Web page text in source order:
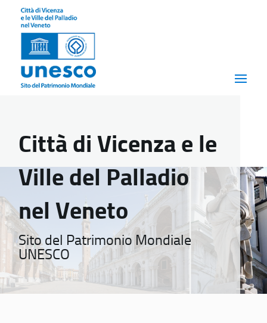
Città di Vicenza e le
Ville del Palladio
nel Veneto
Sito del Patrimonio Mondiale
UNESCO